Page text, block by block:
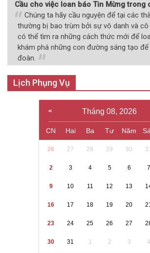
Cầu cho việc loan báo Tin Mừng trong
Chúng ta hãy cầu nguyện để tại các
thường bị bao trùm bởi sự vô danh và
có thể tìm ra những cách thức mới để
khám phá những con đường sáng tạo
đoàn.
Lịch Phụng Vụ
Tháng 08, 2026
CN Hai Ba Tư Năm
26 27 28 29 30 31
2 3 4 5 6 7
9 10 11 12 13
16 17 18 19 20 21
23 24 25 26 27
30 31 1 2 3 4